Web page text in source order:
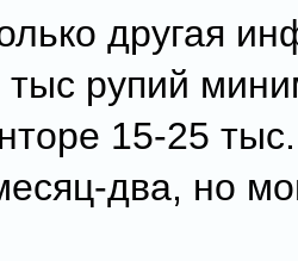
другая
тыс рупий
15-25
два, но